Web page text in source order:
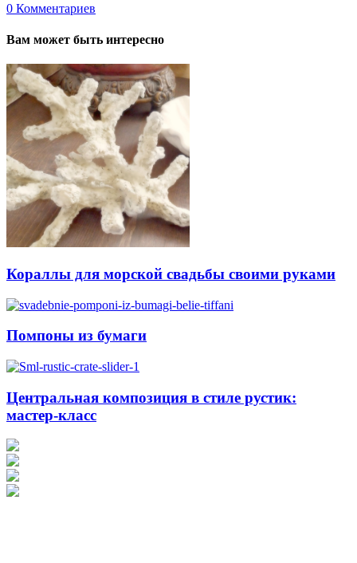
0 Комментариев
Вам может быть интересно
Кораллы для морской свадьбы своими руками
Помпоны из бумаги
Центральная композиция в стиле рустик:
мастер-класс